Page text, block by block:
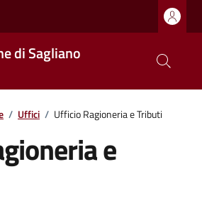
di Sagliano
/ Uffici / Ufficio Ragioneria e Tributi
e